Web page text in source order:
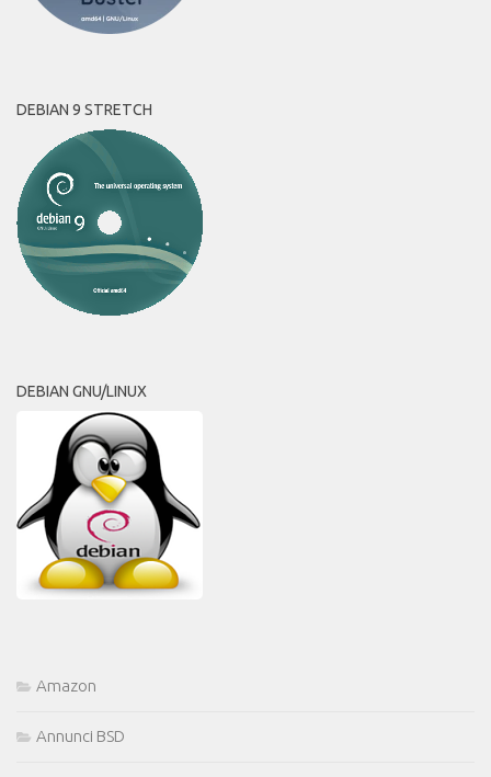
DEBIAN 9 STRETCH
DEBIAN GNU/LINUX
Amazon
Annunci BSD